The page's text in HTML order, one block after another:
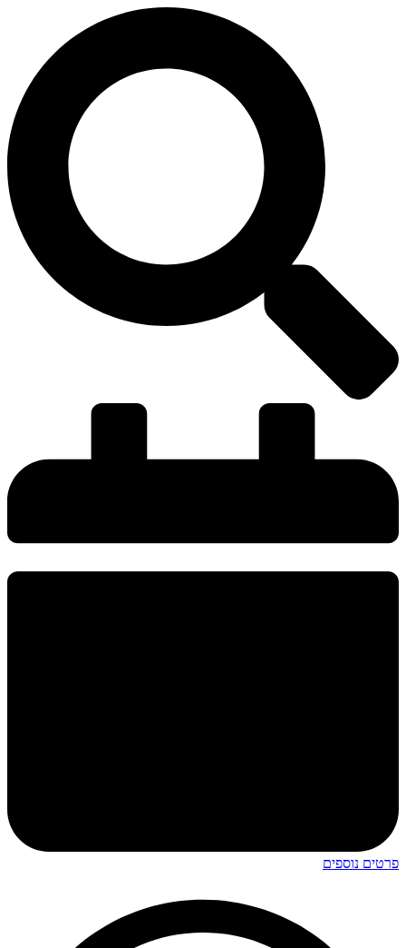
פרטים נוספים